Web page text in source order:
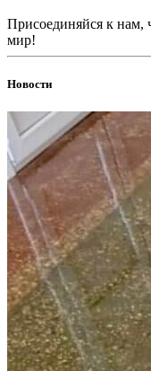
Присоединяйся к нам,
мир!
Новости